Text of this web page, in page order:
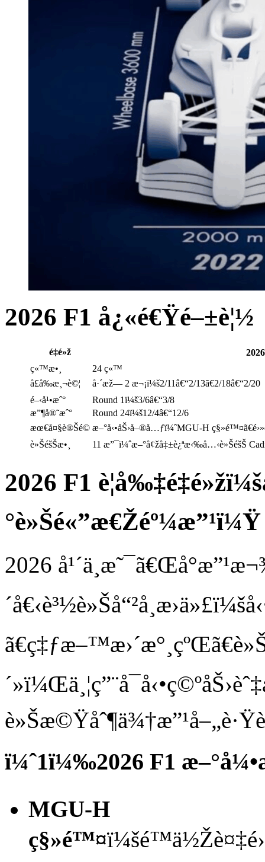
2026 F1 å¿«é€Ÿé–±è¦½
é‡é»ž
ç«™æ•¸
24 ç«™
å­£å‰æ¸¬è©¦
å·´æž— 2 æ¬¡ï¼š2/11â€“2/13ã€2/18â€“2/20
é–‹å¹•æˆ°
Round 1ï¼š3/6â€“3/8
æ”¶å®˜æˆ°
Round 24ï¼š12/4â€“12/6
æœ€å¤§è®Šé© æ–°å‹•åŠ›å–®å…ƒï¼ˆMGU-H
è»ŠéšŠæ•¸
11 æ”¯ï¼ˆæ–°å¢žå‡±è¿ªæ‹‰å…‹è»ŠéšŠ
2026 F1
°è»Šé«”æ€Žéº¼æ”¹ï¼Ÿ
2026
ï¼ˆ1ï¼‰2026 F1
MGU-H
ç§»é™¤